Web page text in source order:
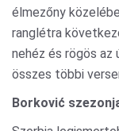
élmezőny
ranglétra
nehéz és rögös az
összes többi
Borković